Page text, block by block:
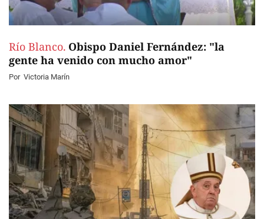
Río Blanco. Obispo Daniel Fernández: "la
gente ha venido con mucho amor"
Por Victoria Marín